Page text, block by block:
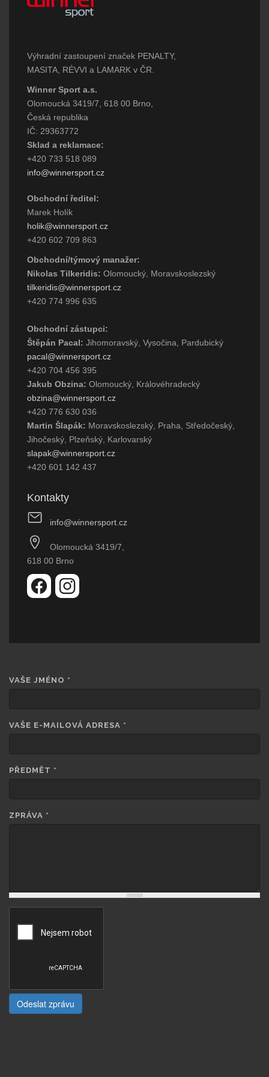
Výhradní zastoupení značek PENALTY,
MASITA, RÉVVI a LAMARK v ČR.
Winner Sport a.s.
Olomoucká 3419/7, 618 00 Brno,
Česká republika
IČ: 29363772
Sklad a reklamace:
+420 733 518 089
info@winnersport.cz
Obchodní ředitel:
Marek Holík
holik@winnersport.cz
+420 602 709 863
Obchodní/týmový manažer:
Nikolas Tilkeridis: Olomoucký, Moravskoslezský
tilkeridis@winnersport.cz
+420 774 996 635
Obchodní zástupci:
Štěpán Pacal: Jihomoravský, Vysočina, Pardubický
pacal@winnersport.cz
+420 704 456 395
Jakub Obzina: Olomoucký, Královéhradecký
obzina@winnersport.cz
+420 776 630 036
Martin Šlapák: Moravskoslezský, Praha, Středočeský,
Jihočeský, Plzeňský, Karlovarský
slapak@winnersport.cz
+420 601 142 437
Kontakty
info@winnersport.cz
Olomoucká 3419/7,
618 00 Brno
VAŠE JMÉNO *
VAŠE E-MAILOVÁ ADRESA *
PŘEDMĚT *
ZPRÁVA *
Odeslat zprávu